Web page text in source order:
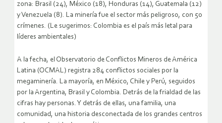
zona: Brasil (24), México (18), Honduras (14), Guatemala (12)
y Venezuela (8). La minería fue el sector más peligroso, con 50
crímenes. (Le sugerimos: Colombia es el país más letal para
líderes ambientales)
A la fecha, el Observatorio de Conflictos Mineros de América
Latina (OCMAL) registra 284 conflictos sociales por la
megaminería. La mayoría, en México, Chile y Perú, seguidos
por la Argentina, Brasil y Colombia. Detrás de la frialdad de las
cifras hay personas. Y detrás de ellas, una familia, una
comunidad, una historia desconectada de los grandes centros